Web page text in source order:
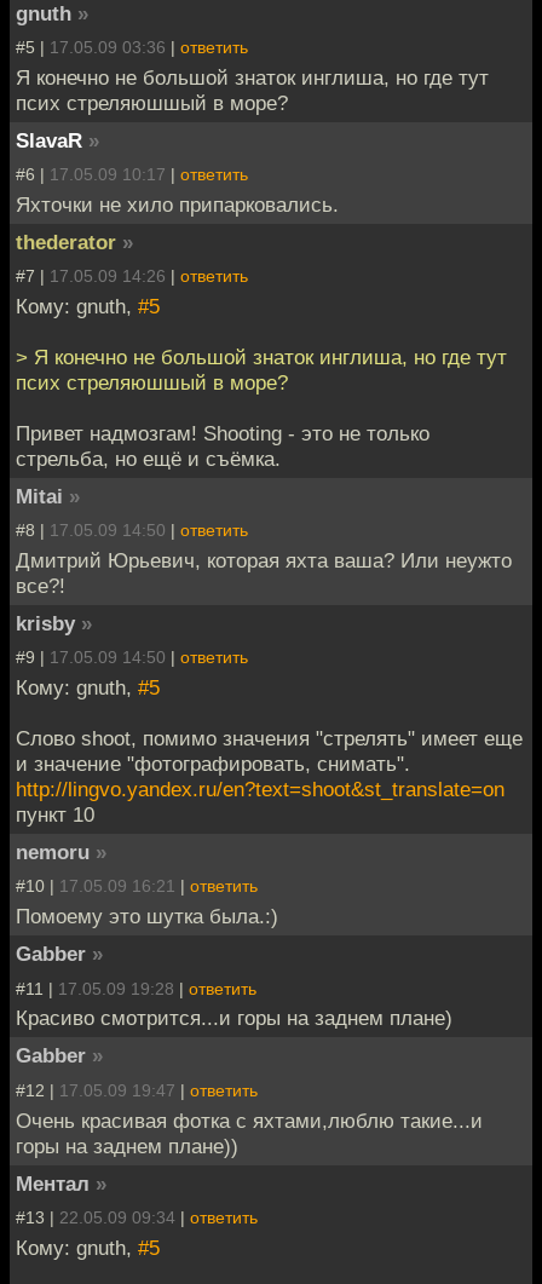
gnuth »
#5 | 17.05.09 03:36 | ответить
Я конечно не большой знаток инглиша, но где тут
псих стреляюшшый в море?
SlavaR »
#6 | 17.05.09 10:17 | ответить
Яхточки не хило припарковались.
thederator »
#7 | 17.05.09 14:26 | ответить
Кому: gnuth, #5
> Я конечно не большой знаток инглиша, но где тут
псих стреляюшшый в море?
Привет надмозгам! Shooting - это не только
стрельба, но ещё и съёмка.
Mitai »
#8 | 17.05.09 14:50 | ответить
Дмитрий Юрьевич, которая яхта ваша? Или неужто
все?!
krisby »
#9 | 17.05.09 14:50 | ответить
Кому: gnuth, #5
Слово shoot, помимо значения "стрелять" имеет еще
и значение "фотографировать, снимать".
http://lingvo.yandex.ru/en?text=shoot&st_translate=on
пункт 10
nemoru »
#10 | 17.05.09 16:21 | ответить
Помоему это шутка была.:)
Gabber »
#11 | 17.05.09 19:28 | ответить
Красиво смотрится...и горы на заднем плане)
Gabber »
#12 | 17.05.09 19:47 | ответить
Очень красивая фотка с яхтами,люблю такие...и
горы на заднем плане))
Ментал »
#13 | 22.05.09 09:34 | ответить
Кому: gnuth, #5